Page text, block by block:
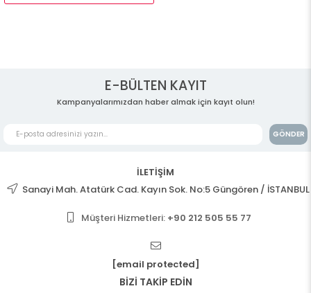
E-BÜLTEN KAYIT
Kampanyalarımızdan haber almak için kayıt olun!
GÖNDER
İLETİŞİM
Sanayi Mah. Atatürk Cad. Kayın Sok. No:5 Güngören / İSTANBUL
Müşteri Hizmetleri: +90 212 505 55 77
[email protected]
BİZİ TAKİP EDİN